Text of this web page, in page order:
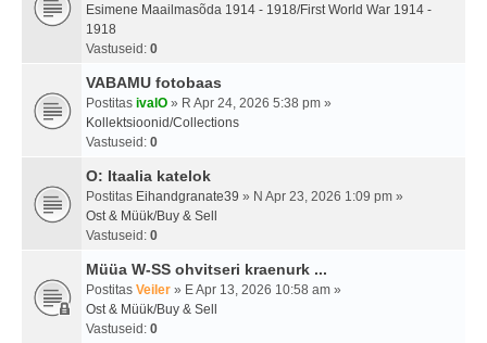
Esimene Maailmasõda 1914 - 1918/First World War 1914 -
1918
Vastuseid: 0
VABAMU fotobaas
Postitas ivalO » R Apr 24, 2026 5:38 pm »
Kollektsioonid/Collections
Vastuseid: 0
O: Itaalia katelok
Postitas Eihandgranate39 » N Apr 23, 2026 1:09 pm »
Ost & Müük/Buy & Sell
Vastuseid: 0
Müüa W-SS ohvitseri kraenurk ...
Postitas Veiler » E Apr 13, 2026 10:58 am »
Ost & Müük/Buy & Sell
Vastuseid: 0